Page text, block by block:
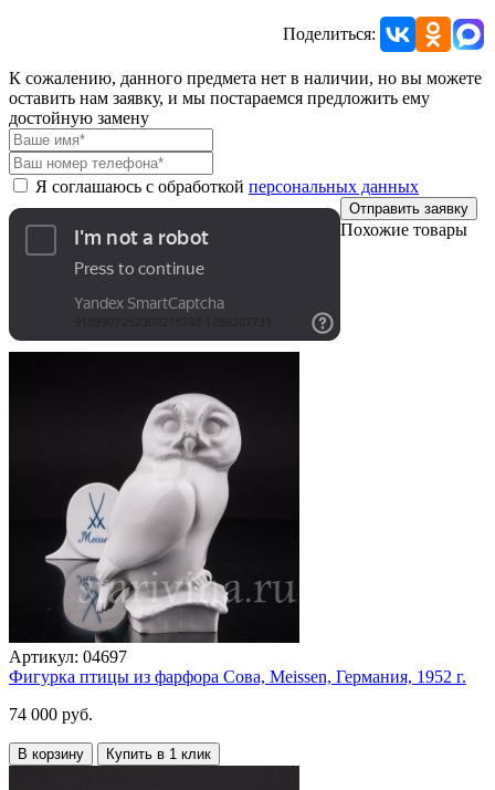
Поделиться:
К сожалению, данного предмета нет в наличии, но вы можете
оставить нам заявку, и мы постараемся предложить ему
достойную замену
Я соглашаюсь с обработкой персональных данных
Отправить заявку
Похожие товары
Артикул: 04697
Фигурка птицы из фарфора Сова, Meissen, Германия, 1952 г.
74 000 руб.
В корзину Купить в 1 клик